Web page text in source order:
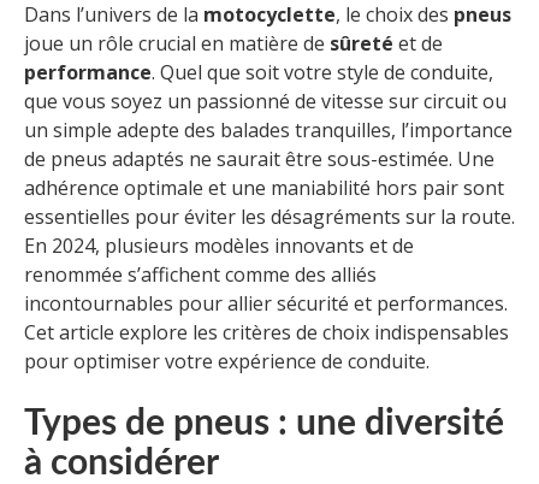
Dans l’univers de la motocyclette, le choix des pneus
joue un rôle crucial en matière de sûreté et de
performance. Quel que soit votre style de conduite,
que vous soyez un passionné de vitesse sur circuit ou
un simple adepte des balades tranquilles, l’importance
de pneus adaptés ne saurait être sous-estimée. Une
adhérence optimale et une maniabilité hors pair sont
essentielles pour éviter les désagréments sur la route.
En 2024, plusieurs modèles innovants et de
renommée s’affichent comme des alliés
incontournables pour allier sécurité et performances.
Cet article explore les critères de choix indispensables
pour optimiser votre expérience de conduite.
Types de pneus : une diversité
à considérer